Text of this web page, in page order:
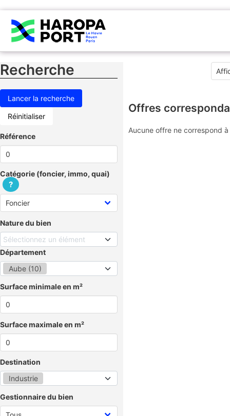
Recherche
Réinitialiser
Référence
Catégorie (foncier, immo, quai)
?
Nature du bien
Sélectionnez un élément
Département
Aube (10)
Surface minimale en m²
Surface maximale en m²
Destination
Industrie
Gestionnaire du bien
Offres
Aucune offre ne correspond